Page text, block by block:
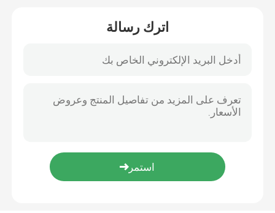
شبكة الحشرات الزراعية
حقيبة شبكية منسوجة
اترك رسالة